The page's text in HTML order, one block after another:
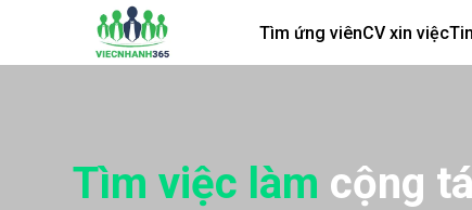
Tìm ứng viênCV xin việc
Tìm việc làm cộng